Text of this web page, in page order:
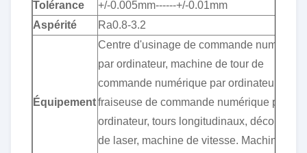
Tolérance
+/-0.005mm------+/-0.01mm
Aspérité
Ra0.8-3.2
Équipement
Centre d'usinage de commande numérique
par ordinateur, machine de tour de
commande numérique par ordinateur,
fraiseuse de commande numérique par
ordinateur, tours longitudinaux,
de laser, machine de vitesse. Machine à